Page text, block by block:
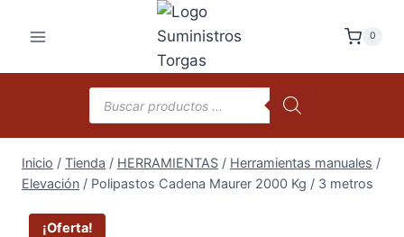
0
Búsqueda
de
productos
Inicio / Tienda / HERRAMIENTAS / Herramientas manuales /
Elevación / Polipastos Cadena Maurer 2000 Kg / 3 metros
¡Oferta!